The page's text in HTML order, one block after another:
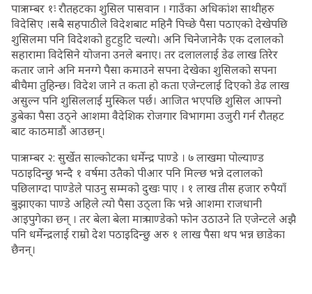
पात्र नम्बर १ः रौतहटका शुसिल पासवान । गाउँका अधिकांश साथीहरु
विदेसिए ।सबै सहपाठीले विदेशबाट महिनै पिच्छे पैसा पठाएको देखेपछि
शुसिलमा पनि विदेशको हुटहुटि चल्यो। अनि चिनेजानेकै एक दलालको
सहारामा विदेसिने योजना उनले बनाए। तर दलाललाई डेढ लाख तिरेर
कतार जाने अनि मनग्गे पैसा कमाउने सपना देखेका शुसिलको सपना
बीचैमा तुहिन्छ। विदेश जाने त कता हो कता एजेन्टलाई दिएको डेढ लाख
असुल्न पनि शुसिललाई मुस्किल पर्छ। आजित भएपछि शुसिल आफ्नो
डुबेका पैसा उठ्ने आशमा वैदेशिक रोजगार विभागमा उजुरी गर्न रौतहट
बाट काठमाडौं आउछन्।
पात्र नम्बर २: सुर्खेत साल्कोटका धर्मेन्द्र पाण्डे । ७ लाखमा पोल्याण्ड
पठाइदिन्छु भन्दै १ वर्षमा उतैको पीआर पनि मिल्छ भन्ने दलालको
पछिलाग्दा पाण्डेले पाउनु सम्मको दुखः पाए । १ लाख तीस हजार रुपैयाँ
बुझाएका पाण्डे अहिले त्यो पैसा उठ्ला कि भन्ने आशमा राजधानी
आइपुगेका छन् । तर बेला बेला मात्र पाण्डेको फोन उठाउने ति एजेन्टले अझै
पनि धर्मेन्द्रलाई राम्रो देश पठाइदिन्छु अरु १ लाख पैसा थप भन्न छाडेका
छैनन्।